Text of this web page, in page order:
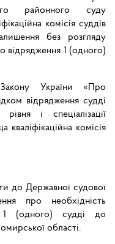
районного суду
комісія суддів
без розгляду
відрядження 1 (одного)
України «Про
відрядження судді
і спеціалізації
комісія
до Державної судової
про необхідність
1 (одного) судді до
області.